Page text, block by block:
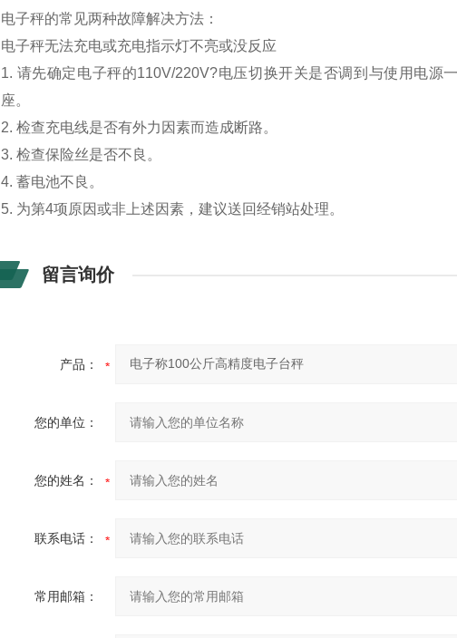
电子秤的常见两种故障解决方法：
电子秤无法充电或充电指示灯不亮或没反应
1. 请先确定电子秤的110V/220V?电压切换开关是否调到与使用电源
座。
2. 检查充电线是否有外力因素而造成断路。
3. 检查保险丝是否不良。
4. 蓄电池不良。
5. 为第4项原因或非上述因素，建议送回经销站处理。
留言询价
产品：
您的单位：
您的姓名：
联系电话：
常用邮箱：